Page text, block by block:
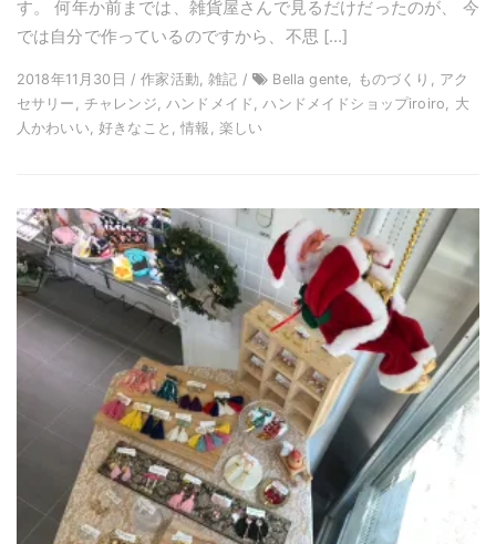
す。 何年か前までは、雑貨屋さんで見るだけだったのが、 今
では自分で作っているのですから、不思 […]
2018年11月30日 / 作家活動, 雑記 /
Bella gente, ものづくり, アク
セサリー, チャレンジ, ハンドメイド, ハンドメイドショップiroiro, 大
人かわいい, 好きなこと, 情報, 楽しい